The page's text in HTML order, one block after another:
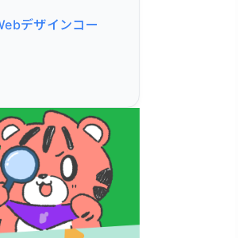
デザインコー